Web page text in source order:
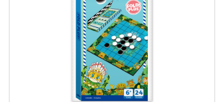
海外購物免煩惱！點我查看『海外購物流程說明』